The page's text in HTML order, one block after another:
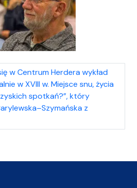
w Centrum Herdera wykład
w XVIII w. Miejsce snu, życia
spotkań?”, który
z